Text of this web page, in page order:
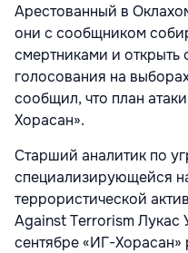
Арестованный в
они с сообщником
смертниками и открыть
голосования на
сообщил, что план
Хорасан».
Старший аналитик по
специализирующейся
террористической
Against Terrorism Лукас
сентябре «ИГ-Хорасан»